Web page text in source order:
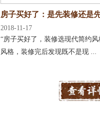
房子买好了：是先装修还是
2018-11-17
“房子买好了，装修选现代简约
风格，装修完后发现既不是现 ...